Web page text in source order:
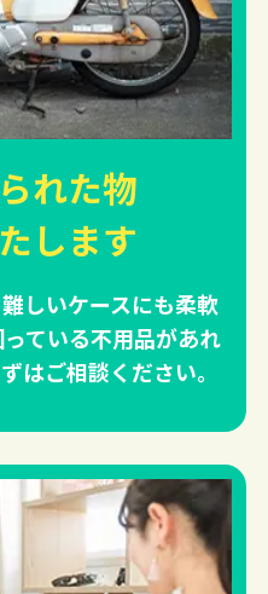
れた物
します
しいケースにも柔軟
ている不用品があれ
はご相談ください。